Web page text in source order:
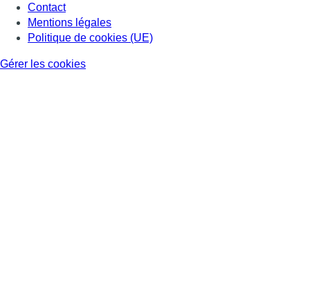
Contact
Mentions légales
Politique de cookies (UE)
Gérer les cookies